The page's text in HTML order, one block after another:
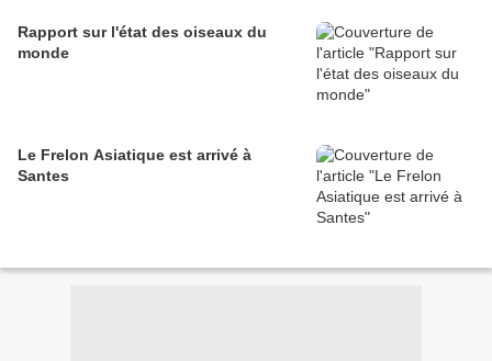
Rapport sur l'état des oiseaux du
monde
Le Frelon Asiatique est arrivé à
Santes